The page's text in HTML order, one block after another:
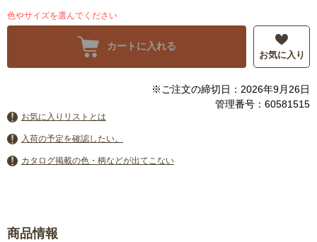
色やサイズを選んでください
カートに入れる
お気に入り
※ご注文の締切日：2026年9月26日
管理番号：60581515
お気に入りリストとは
入荷の予定を確認したい。
カタログ掲載の色・柄などが出てこない
商品情報